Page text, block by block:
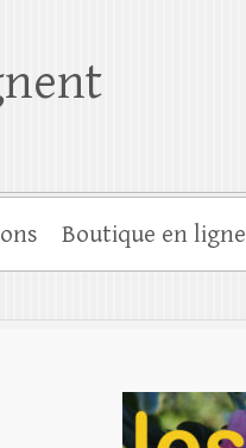
Boutique en ligne